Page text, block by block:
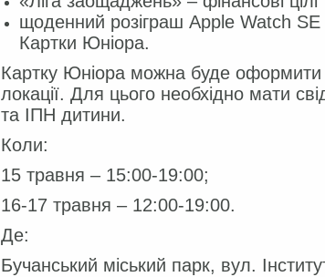
щоденний розіграш Apple Watch SE
Картки Юніора.
Картку Юніора можна буде оформити
локації. Для цього необхідно мати
та ІПН дитини.
Коли:
15 травня – 15:00-19:00;
16-17 травня – 12:00-19:00.
Де:
Бучанський міський парк, вул.